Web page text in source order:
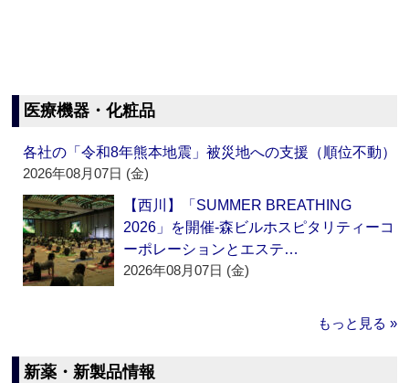
医療機器・化粧品
各社の「令和8年熊本地震」被災地への支援（順位不動）
2026年08月07日 (金)
【西川】「SUMMER BREATHING
2026」を開催‐森ビルホスピタリティーコ
ーポレーションとエステ…
2026年08月07日 (金)
もっと見る »
新薬・新製品情報